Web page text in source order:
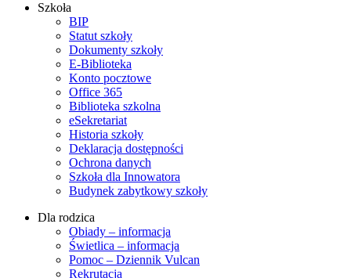
Szkoła
BIP
Statut szkoły
Dokumenty szkoły
E-Biblioteka
Konto pocztowe
Office 365
Biblioteka szkolna
eSekretariat
Historia szkoły
Deklaracja dostępności
Ochrona danych
Szkoła dla Innowatora
Budynek zabytkowy szkoły
Dla rodzica
Obiady – informacja
Świetlica – informacja
Pomoc – Dziennik Vulcan
Rekrutacja